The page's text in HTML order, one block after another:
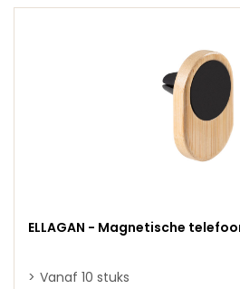
ELLAGAN - Magnetische
Vanaf 10 stuks